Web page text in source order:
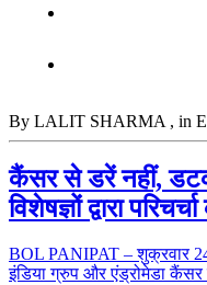
By LALIT SHARMA , in
कैंसर से डरें नहीं,
विशेषज्ञों द्वारा
BOL PANIPAT – शुक्रवार
इंडिया ग्रुप और एंड्रोमेडा